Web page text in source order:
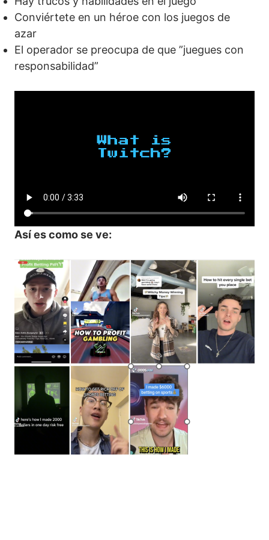
Conviértete en un héroe con los juegos de
azar
El operador se preocupa de que ”juegues con
responsabilidad”
Así es como se ve: